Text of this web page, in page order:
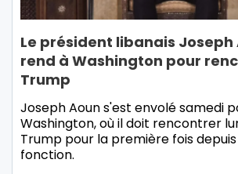
Le président libanais Joseph
rend à Washington pour
Trump
Joseph Aoun s'est envolé samedi
Washington, où il doit rencontrer
Trump pour la première fois
fonction.